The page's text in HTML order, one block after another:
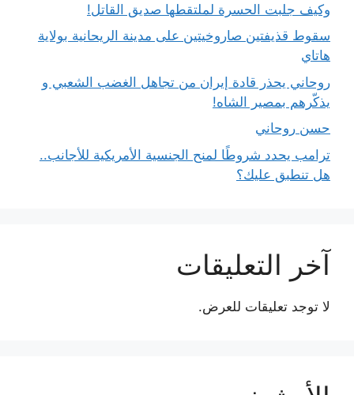
وكيف جلبت الحسرة لملتقطها صديق القاتل!
سقوط قذيفتين صاروخيتين على مدينة الريحانية بولاية
هاتاي
روحاني يحذر قادة إيران من تجاهل الغضب الشعبي و
يذكّرهم بمصير الشاه!
حسن روحاني
ترامب يحدد شروطًا لمنح الجنسية الأمريكية للأجانب..
هل تنطبق عليك؟
آخر التعليقات
لا توجد تعليقات للعرض.